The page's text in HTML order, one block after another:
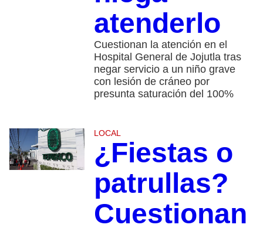
atenderlo
Cuestionan la atención en el
Hospital General de Jojutla tras
negar servicio a un niño grave
con lesión de cráneo por
presunta saturación del 100%
LOCAL
¿Fiestas o
patrullas?
Cuestionan